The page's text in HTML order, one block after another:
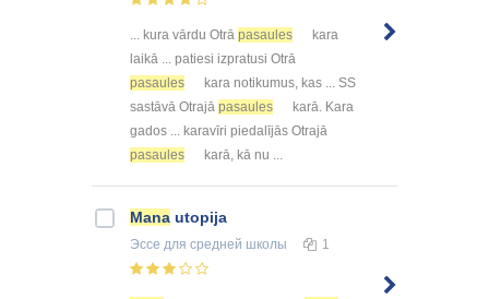
... kura vārdu Otrā pasaules
kara
laikā ... patiesi izpratusi Otrā
pasaules
kara notikumus, kas ... SS
sastāvā Otrajā pasaules
karā. Kara
gados ... karavīri piedalījās Otrajā
pasaules
karā, kā nu ...
Mana utopija
Эссе для средней школы 1